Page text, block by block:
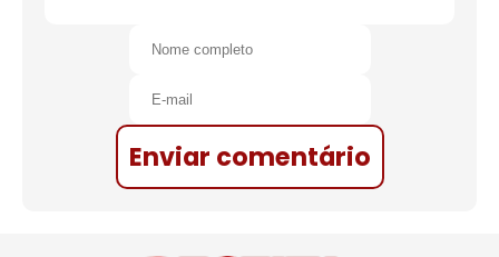
Enviar comentário